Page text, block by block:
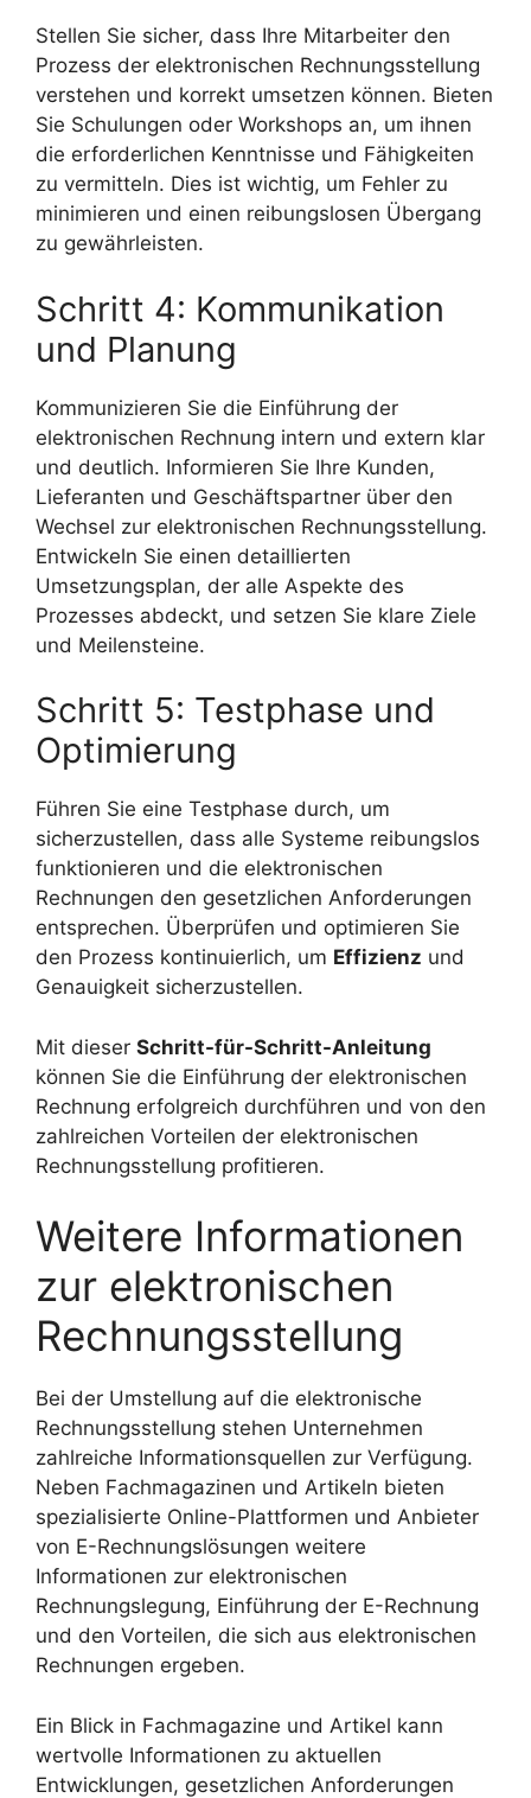
Stellen Sie sicher, dass Ihre Mitarbeiter den
Prozess der elektronischen Rechnungsstellung
verstehen und korrekt umsetzen können. Bieten
Sie Schulungen oder Workshops an, um ihnen
die erforderlichen Kenntnisse und Fähigkeiten
zu vermitteln. Dies ist wichtig, um Fehler zu
minimieren und einen reibungslosen Übergang
zu gewährleisten.
Schritt 4: Kommunikation
und Planung
Kommunizieren Sie die Einführung der
elektronischen Rechnung intern und extern klar
und deutlich. Informieren Sie Ihre Kunden,
Lieferanten und Geschäftspartner über den
Wechsel zur elektronischen Rechnungsstellung.
Entwickeln Sie einen detaillierten
Umsetzungsplan, der alle Aspekte des
Prozesses abdeckt, und setzen Sie klare Ziele
und Meilensteine.
Schritt 5: Testphase und
Optimierung
Führen Sie eine Testphase durch, um
sicherzustellen, dass alle Systeme reibungslos
funktionieren und die elektronischen
Rechnungen den gesetzlichen Anforderungen
entsprechen. Überprüfen und optimieren Sie
den Prozess kontinuierlich, um Effizienz und
Genauigkeit sicherzustellen.
Mit dieser Schritt-für-Schritt-Anleitung
können Sie die Einführung der elektronischen
Rechnung erfolgreich durchführen und von den
zahlreichen Vorteilen der elektronischen
Rechnungsstellung profitieren.
Weitere Informationen
zur elektronischen
Rechnungsstellung
Bei der Umstellung auf die elektronische
Rechnungsstellung stehen Unternehmen
zahlreiche Informationsquellen zur Verfügung.
Neben Fachmagazinen und Artikeln bieten
spezialisierte Online-Plattformen und Anbieter
von E-Rechnungslösungen weitere
Informationen zur elektronischen
Rechnungslegung, Einführung der E-Rechnung
und den Vorteilen, die sich aus elektronischen
Rechnungen ergeben.
Ein Blick in Fachmagazine und Artikel kann
wertvolle Informationen zu aktuellen
Entwicklungen, gesetzlichen Anforderungen